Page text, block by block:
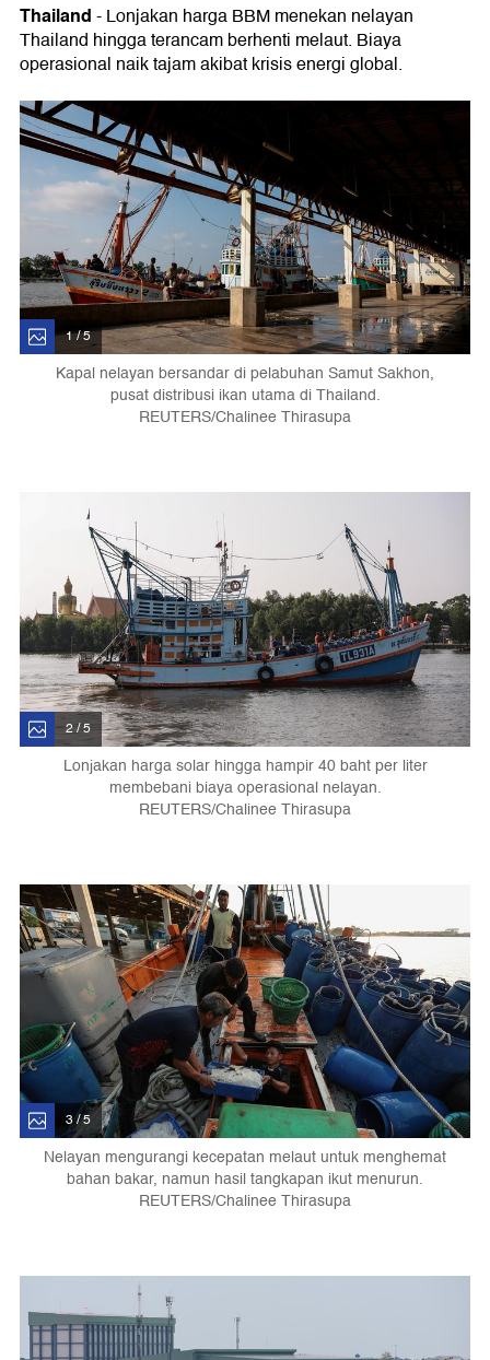
Thailand- Lonjakan harga BBM menekan nelayan
Thailand hingga terancam berhenti melaut. Biaya
operasional naik tajam akibat krisis energi global.
1 / 5
Kapal nelayan bersandar di pelabuhan Samut Sakhon,
pusat distribusi ikan utama di Thailand.
REUTERS/Chalinee Thirasupa
2 / 5
Lonjakan harga solar hingga hampir 40 baht per liter
membebani biaya operasional nelayan.
REUTERS/Chalinee Thirasupa
3 / 5
Nelayan mengurangi kecepatan melaut untuk menghemat
bahan bakar, namun hasil tangkapan ikut menurun.
REUTERS/Chalinee Thirasupa